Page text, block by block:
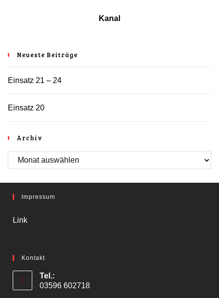
Kanal
Neueste Beiträge
Einsatz 21 – 24
Einsatz 20
Archiv
Archiv
Impressum
Link
Kontakt
Tel.:
03596 602718